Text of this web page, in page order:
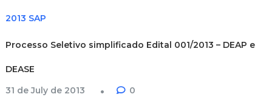
2013 SAP
Processo Seletivo simplificado Edital 001/2013 – DEAP e
DEASE
31 de July de 2013
0